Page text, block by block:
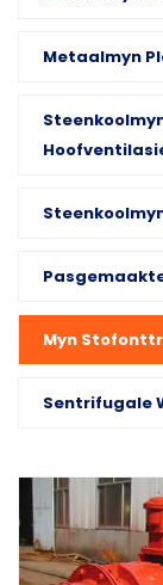
Metaalmyn
Myn
Sentrifugale